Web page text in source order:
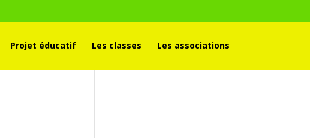
Projet éducatif Les classes Les associations